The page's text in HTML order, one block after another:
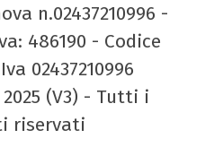
n.02437210996 -
486190 - Codice
02437210996
(V3) - Tutti i
riservati